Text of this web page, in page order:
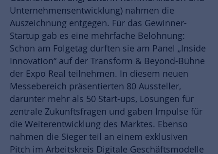
Unternehmensentwicklung) nahmen die
Auszeichnung entgegen. Für das Gewinner-
Startup gab es eine mehrfache Belohnung:
Schon am Folgetag durften sie am Panel „Inside
Innovation“ auf der Transform & Beyond-Bühne
der Expo Real teilnehmen. In diesem neuen
Messebereich präsentierten 80 Aussteller,
darunter mehr als 50 Start-ups, Lösungen für
zentrale Zukunftsfragen und gaben Impulse für
die Weiterentwicklung des Marktes. Ebenso
nahmen die Sieger teil an einem exklusiven
Pitch im Arbeitskreis Digitale Geschäftsmodelle